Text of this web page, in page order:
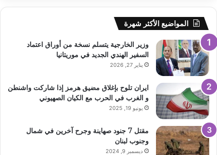
المواضيع الأكثر شهرة
وزير الخارجية يتسلم نسخة من أوراق اعتماد
السفير الهندي الجديد في موريتانيا
يناير 27, 2026
ايران تلوح بإغلاق مضيق هرمز إذا شاركت واشنطن
و الغرب في الحرب مع الكيان الصهيوني
يونيو 19, 2025
مقتل 7 جنود صهاينة وجرح آخرين في شمال
وجنوب لبنان
ديسمبر 9, 2024